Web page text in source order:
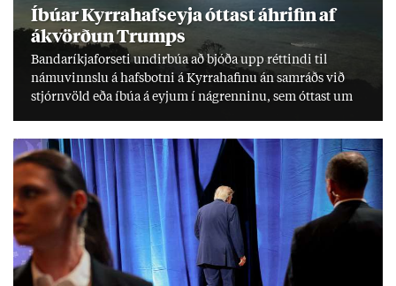
Íbú­ar Kyrra­hafs­eyja ótt­ast áhrif­in af
ákvörð­un Trumps
Banda­ríkja­for­seti und­ir­búa að bjóða upp rétt­indi til
námu­vinnslu á hafs­botni á Kyrra­haf­inu án sam­ráðs við
stjórn­völd eða íbúa á eyj­um í ná­grenn­inu, sem ótt­ast um